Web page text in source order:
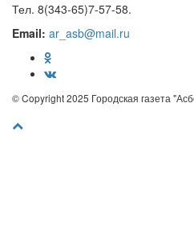
Тел. 8(343-65)7-57-58.
Email: ar_asb@mail.ru
© Copyright 2025 Городская газета